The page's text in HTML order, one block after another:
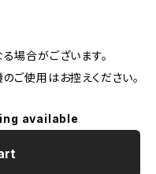
場合がございます。
ご使用はお控えください。
available